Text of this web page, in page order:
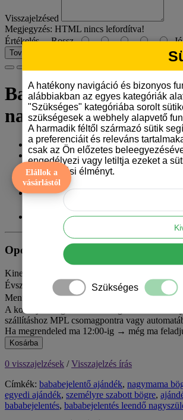
Visszajelzésed
Megjegyzés: HTML nincs lefordítva!
ÉrtékelésRossz Jó
Tovább
Bababejelentő bögre
nagyszülőknek
Gyártó:Tangerine Design
Model: bababejelento-ajandek-bogre-
Elérhetőség: 999
3.290 Ft
ÁFA nélkül: 2.591 Ft
Opciók
Kinek szeretnéd?
Évszám
Mennyiség
A kosár jelenlegi értékével még 15 000 Ft
szállításhoz MPL csomagpontra vagy
Ha megrendeled ma 12:00-ig → még ma
Kosárba
0 visszajelzések /Visszajelzés írás
Címkék: bababejelentő ajándék, nagymama
egyedi ajándék, személyre szabott bögre,
bababejelentés, bababejelentés leendő
Elállok a
vásárlástól
A hatékony navigáció és bizonyos
alábbiakban az egyes kategóriák
"Szükséges" kategóriába sorolt
szükségesek a webhely alapvető
A harmadik féltől származó sütik
a preferenciáit és releváns
csak az Ön előzetes
engedélyezi vagy letiltja ezeket a
böngészési élményt.
Szükséges